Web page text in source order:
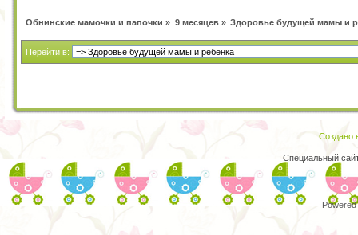
Обнинские мамочки и папочки » 9 месяцев» Здоровье будущей мамы и
Перейти в:
Создано
Специальный